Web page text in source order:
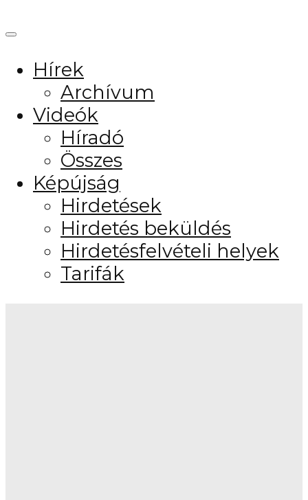
Hírek
Archívum
Videók
Híradó
Összes
Képújság
Hirdetések
Hirdetés beküldés
Hirdetésfelvételi helyek
Tarifák